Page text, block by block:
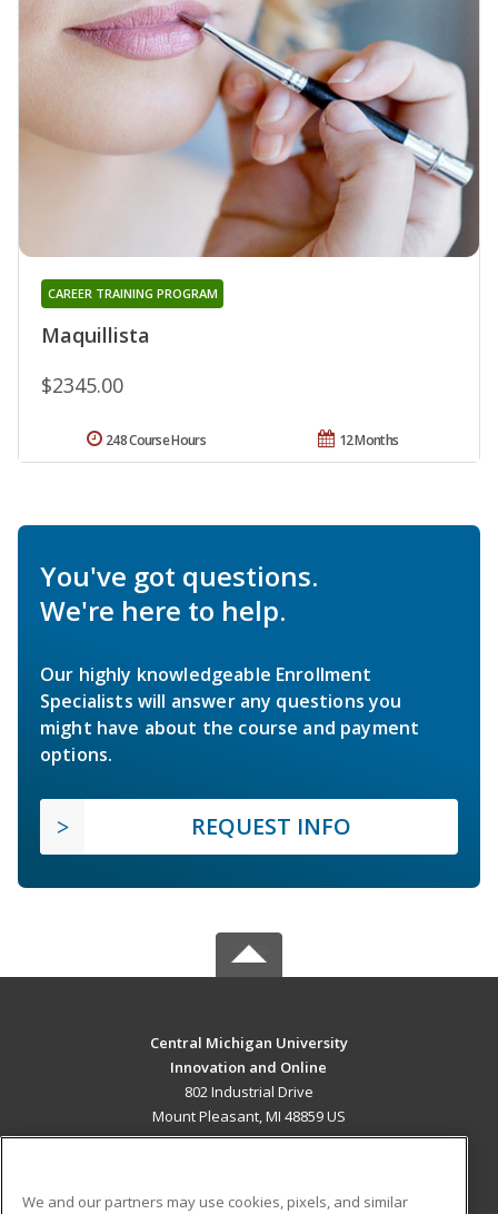
Maquillista
CAREER TRAINING PROGRAM
$2345.00
12 Months
248 Course Hours
You've got questions.
We're here to help.
Our highly knowledgeable Enrollment
Specialists will answer any questions you
might have about the course and payment
options.
REQUEST INFO
Central Michigan University
Innovation and Online
802 Industrial Drive
Mount Pleasant, MI 48859 US
We and our partners may use cookies, pixels, and similar